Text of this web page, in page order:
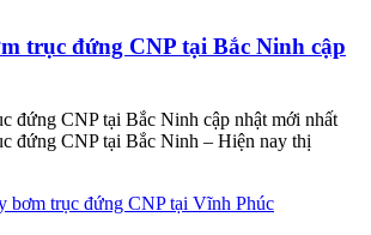
trục đứng CNP tại Bắc Ninh cập
đứng CNP tại Bắc Ninh cập nhật mới nhất
đứng CNP tại Bắc Ninh – Hiện nay thị